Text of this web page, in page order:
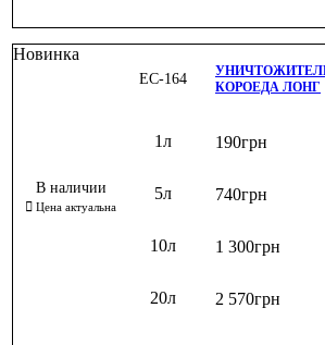
Новинка
ЕС-164
КОРОЕДА ЛОНГ
1л 190грн
5л 740грн
10л 1 300грн
20л 2 570грн